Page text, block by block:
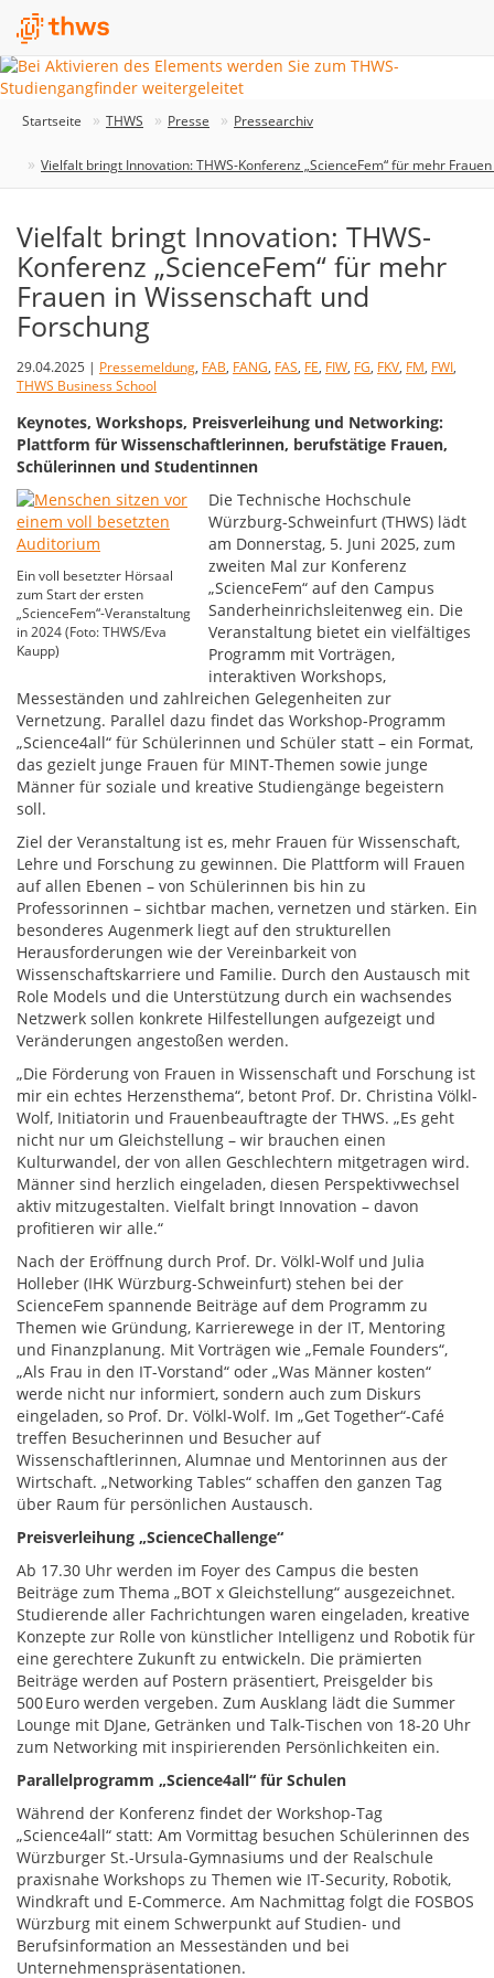
Startseite THWS Presse Pressearchiv
Vielfalt bringt Innovation: THWS-Konferenz „ScienceFem“ für mehr
Vielfalt bringt Innovation: THWS-
Konferenz „ScienceFem“ für mehr
Frauen in Wissenschaft und
Forschung
29.04.2025 | Pressemeldung, FAB, FANG, FAS, FE, FIW, FG, FKV, FM, FWI,
THWS Business School
Keynotes, Workshops, Preisverleihung und Networking:
Plattform für Wissenschaftlerinnen, berufstätige Frauen,
Schülerinnen und Studentinnen
Ein voll besetzter Hörsaal
zum Start der ersten
„ScienceFem“-Veranstaltung
in 2024 (Foto: THWS/Eva
Kaupp)
Die Technische Hochschule
Würzburg-Schweinfurt (THWS) lädt
am Donnerstag, 5. Juni 2025, zum
zweiten Mal zur Konferenz
„ScienceFem“ auf den Campus
Sanderheinrichsleitenweg ein. Die
Veranstaltung bietet ein vielfältiges
Programm mit Vorträgen,
interaktiven Workshops,
Messeständen und zahlreichen Gelegenheiten zur
Vernetzung. Parallel dazu findet das Workshop-Programm
„Science4all“ für Schülerinnen und Schüler statt – ein Format,
das gezielt junge Frauen für MINT-Themen sowie junge
Männer für soziale und kreative Studiengänge begeistern
soll.
Ziel der Veranstaltung ist es, mehr Frauen für Wissenschaft,
Lehre und Forschung zu gewinnen. Die Plattform will Frauen
auf allen Ebenen – von Schülerinnen bis hin zu
Professorinnen – sichtbar machen, vernetzen und stärken. Ein
besonderes Augenmerk liegt auf den strukturellen
Herausforderungen wie der Vereinbarkeit von
Wissenschaftskarriere und Familie. Durch den Austausch mit
Role Models und die Unterstützung durch ein wachsendes
Netzwerk sollen konkrete Hilfestellungen aufgezeigt und
Veränderungen angestoßen werden.
„Die Förderung von Frauen in Wissenschaft und Forschung ist
mir ein echtes Herzensthema“, betont Prof. Dr. Christina Völkl-
Wolf, Initiatorin und Frauenbeauftragte der THWS. „Es geht
nicht nur um Gleichstellung – wir brauchen einen
Kulturwandel, der von allen Geschlechtern mitgetragen wird.
Männer sind herzlich eingeladen, diesen Perspektivwechsel
aktiv mitzugestalten. Vielfalt bringt Innovation – davon
profitieren wir alle.“
Nach der Eröffnung durch Prof. Dr. Völkl-Wolf und Julia
Holleber (IHK Würzburg-Schweinfurt) stehen bei der
ScienceFem spannende Beiträge auf dem Programm zu
Themen wie Gründung, Karrierewege in der IT, Mentoring
und Finanzplanung. Mit Vorträgen wie „Female Founders“,
„Als Frau in den IT-Vorstand“ oder „Was Männer kosten“
werde nicht nur informiert, sondern auch zum Diskurs
eingeladen, so Prof. Dr. Völkl-Wolf. Im „Get Together“-Café
treffen Besucherinnen und Besucher auf
Wissenschaftlerinnen, Alumnae und Mentorinnen aus der
Wirtschaft. „Networking Tables“ schaffen den ganzen Tag
über Raum für persönlichen Austausch.
Preisverleihung „ScienceChallenge“
Ab 17.30 Uhr werden im Foyer des Campus die besten
Beiträge zum Thema „BOT x Gleichstellung“ ausgezeichnet.
Studierende aller Fachrichtungen waren eingeladen, kreative
Konzepte zur Rolle von künstlicher Intelligenz und Robotik für
eine gerechtere Zukunft zu entwickeln. Die prämierten
Beiträge werden auf Postern präsentiert, Preisgelder bis
500 Euro werden vergeben. Zum Ausklang lädt die Summer
Lounge mit DJane, Getränken und Talk-Tischen von 18-20 Uhr
zum Networking mit inspirierenden Persönlichkeiten ein.
Parallelprogramm „Science4all“ für Schulen
Während der Konferenz findet der Workshop-Tag
„Science4all“ statt: Am Vormittag besuchen Schülerinnen des
Würzburger St.-Ursula-Gymnasiums und der Realschule
praxisnahe Workshops zu Themen wie IT-Security, Robotik,
Windkraft und E-Commerce. Am Nachmittag folgt die FOSBOS
Würzburg mit einem Schwerpunkt auf Studien- und
Berufsinformation an Messeständen und bei
Unternehmenspräsentationen.